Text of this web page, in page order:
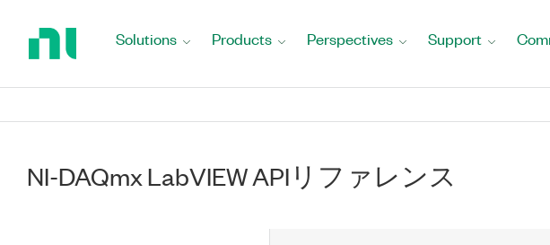
Solutions Products Perspectives Support
NI-DAQmx LabVIEW APIリファレンス